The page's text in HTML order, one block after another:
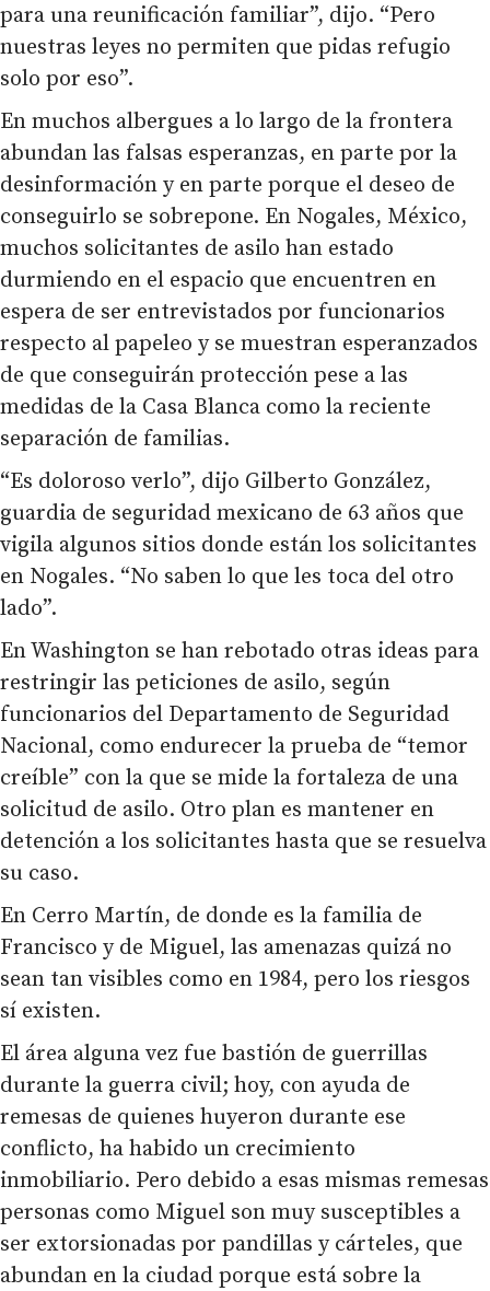
para una reunificación familiar”, dijo. “Pero
nuestras leyes no permiten que pidas refugio
solo por eso”.
En muchos albergues a lo largo de la frontera
abundan las falsas esperanzas, en parte por la
desinformación y en parte porque el deseo de
conseguirlo se sobrepone. En Nogales, México,
muchos solicitantes de asilo han estado
durmiendo en el espacio que encuentren en
espera de ser entrevistados por funcionarios
respecto al papeleo y se muestran esperanzados
de que conseguirán protección pese a las
medidas de la Casa Blanca como la reciente
separación de familias.
“Es doloroso verlo”, dijo Gilberto González,
guardia de seguridad mexicano de 63 años que
vigila algunos sitios donde están los solicitantes
en Nogales. “No saben lo que les toca del otro
lado”.
En Washington se han rebotado otras ideas para
restringir las peticiones de asilo, según
funcionarios del Departamento de Seguridad
Nacional, como endurecer la prueba de “temor
creíble” con la que se mide la fortaleza de una
solicitud de asilo. Otro plan es mantener en
detención a los solicitantes hasta que se resuelva
su caso.
En Cerro Martín, de donde es la familia de
Francisco y de Miguel, las amenazas quizá no
sean tan visibles como en 1984, pero los riesgos
sí existen.
El área alguna vez fue bastión de guerrillas
durante la guerra civil; hoy, con ayuda de
remesas de quienes huyeron durante ese
conflicto, ha habido un crecimiento
inmobiliario. Pero debido a esas mismas remesas
personas como Miguel son muy susceptibles a
ser extorsionadas por pandillas y cárteles, que
abundan en la ciudad porque está sobre la